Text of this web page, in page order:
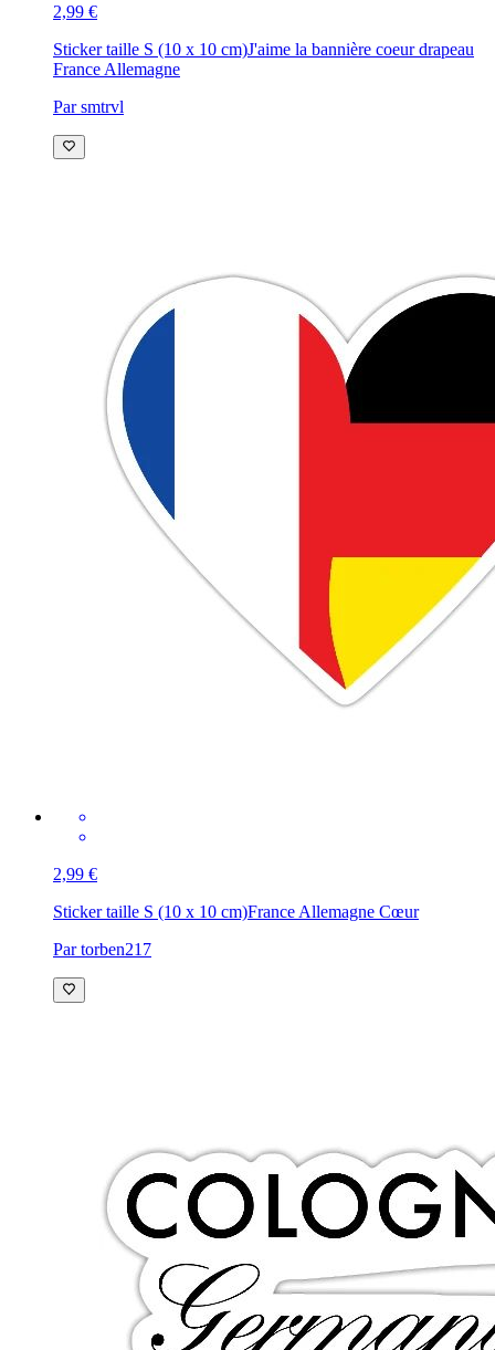
2,99 €
Sticker taille S (10 x 10 cm)J'aime la bannière coeur drapeau
France Allemagne
Par smtrvl
2,99 €
Sticker taille S (10 x 10 cm)France Allemagne Cœur
Par torben217